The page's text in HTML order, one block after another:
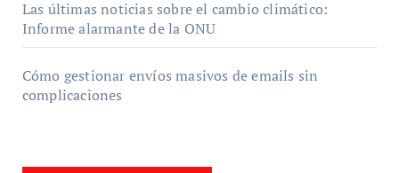
Las últimas noticias sobre el cambio climático:
Informe alarmante de la ONU
Cómo gestionar envíos masivos de emails sin
complicaciones